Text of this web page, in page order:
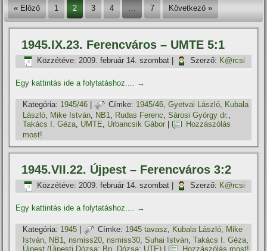
« Előző 1 2 3 4 … 7 Következő »
1945.IX.23. Ferencváros – UMTE 5:1
Közzétéve: 2009. február 14. szombat Szerző: K@rcsi
Egy kattintás ide a folytatáshoz.... →
Kategória: 1945/46 | Címke: 1945/46,Gyetvai László, Kubala
László, Mike István, NB1, Rudas Ferenc,Sárosi György dr.,
Takács I. Géza, UMTE, Urbancsik Gábor
Hozzászólás
most!
1945.VII.22. Újpest – Ferencváros 3:2
Közzétéve: 2009. február 14. szombat Szerző: K@rcsi
Egy kattintás ide a folytatáshoz.... →
Kategória: 1945 | Címke: 1945 tavasz, Kubala László, Mike
István, NB1, nsmiss20, nsmiss30,Suhai István,Takács I. Géza,
Újpest (Újpesti Dózsa; Bp. Dózsa; UTE)
Hozzászólás most!